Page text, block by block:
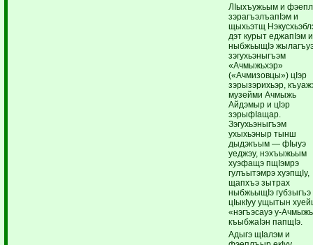
ЛIыхъужьым и
зэрагъэлъапIэм и
щыхьэтщ
дэт курыт еджапIэм и
ныбжьыщIэ
зэгухьэныгъэм
«Ачмыжьхэр»
(«Ачмизовцы») цIэр
зэрызэрихьэр,
музейми Ачмыжь
Айдэмыр и цIэр
зэрыфIащар.
Зэгухьэныгъэм
ухыхьэныр тынш
дыдэкъым — фIыуэ
уеджэу, нэхъыжьым
хуэфащэ пщIэмрэ
гулъытэмрэ хуэпщIу,
щапхъэ зытрах
ныбжьыщIэ губзыгъэ
цIыкIуу ущытын
«нэгъэсауэ у-
къыбжаIэн папщIэ.
Адыгэ щIалэм и